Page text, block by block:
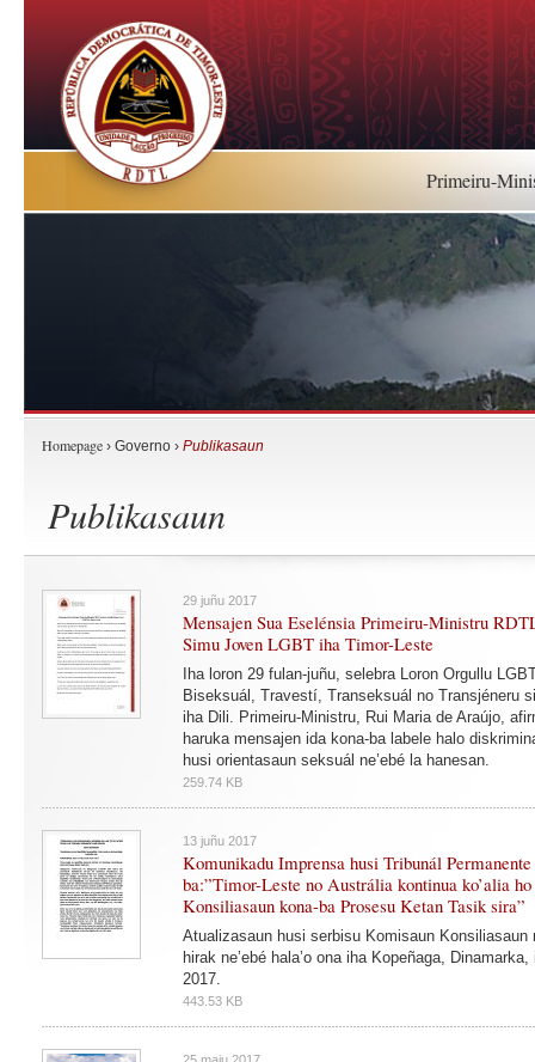
Primeiru-
Homepage › Governo › Publikasaun
Publikasaun
29 juñu 2017
Mensajen Sua Eselénsia Primeiru-Ministru
Simu Joven LGBT iha Timor-Leste
Iha loron 29 fulan-juñu, selebra Loron Orgullu
Biseksuál, Travestí, Transeksuál no Transjéneru
iha Dili. Primeiru-Ministru, Rui Maria de Araújo,
haruka mensajen ida kona-ba labele halo
husi orientasaun seksuál ne’ebé la hanesan.
259.74 KB
13 juñu 2017
Komunikadu Imprensa husi Tribunál
ba:”Timor-Leste no Austrália kontinua ko’alia
Konsiliasaun kona-ba Prosesu Ketan Tasik sira”
Atualizasaun husi serbisu Komisaun Konsiliasaun
hirak ne’ebé hala’o ona iha Kopeñaga,
2017.
443.53 KB